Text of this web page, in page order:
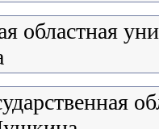
областная